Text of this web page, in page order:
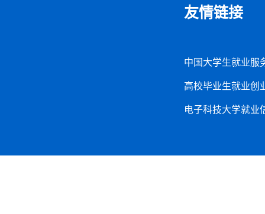
友情链接
中国大学生就业服
高校毕业生就业创
电子科技大学就业